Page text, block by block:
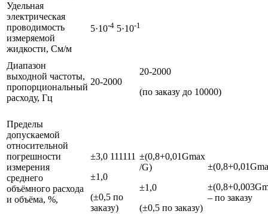
Удельная
электрическая
проводимость
измеряемой
жидкости, См/м
5·10-4 5·10-1
Диапазон
выходной частоты,
пропорциональный
расходу, Гц
20-2000
20-2000
(по заказу до 10000)
Пределы
допускаемой
относительной
погрешности
измерения
среднего
объёмного расхода
и объёма, %,
±3,0 111111
±1,0
(±0,5 по
заказу)
±(0,8+0,01Gmax
/G)
±1,0
(±0,5 по заказу)
– по заказу